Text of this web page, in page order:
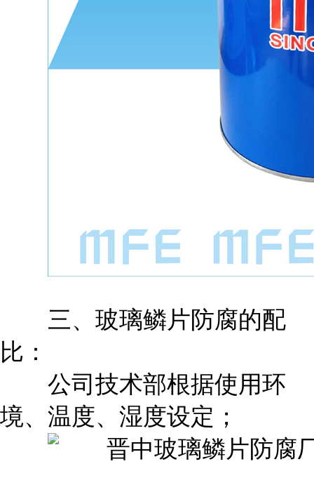
三、玻璃鳞片防腐的配
比：
公司技术部根据使用环
境、温度、湿度设定；